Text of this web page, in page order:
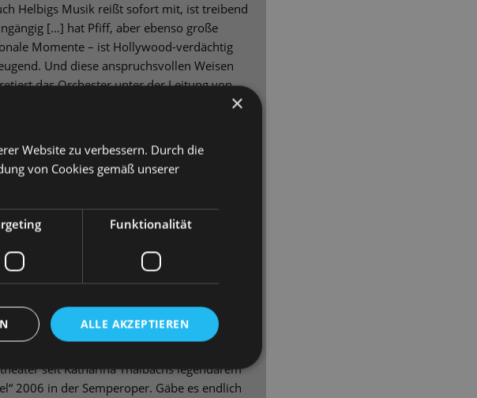
Helbigs Musik reißt sofort mit, ist treibend
[…] hat Pfiff, aber ebenso große
Momente – ist Hollywood-verdächtig
Und diese anspruchsvollen Weisen
das Orchester unter der Leitung von
zwei Stunden Unterhaltung und Anregung im
Sinn bietet der Abend. Stopka zeigt seine
so vielfältig, wandlungsfähig und
eher zur Garnierung von Operetten
[…]
jedenfalls war hingerissen
Langem nicht mehr – der Saal stand quasi
Produktionen der nunmehr vier
Intendanz von Kathrin Kondaurow und
seit Katharina Thalbachs legendärem
2006 in der Semperoper. Gäbe es endlich
×
Website zu verbessern. Durch die
von Cookies gemäß unserer
Funktionalität
ALLE AKZEPTIEREN